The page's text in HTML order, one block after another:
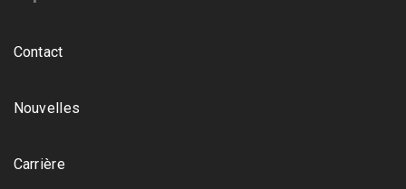
Contact
Nouvelles
Carrière